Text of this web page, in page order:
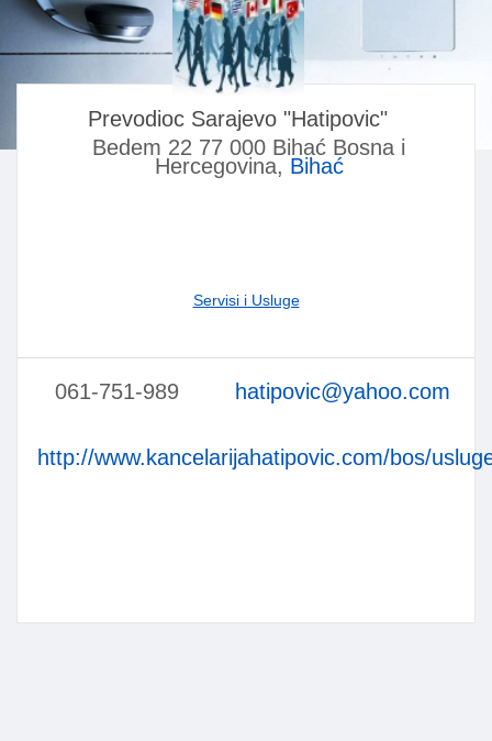
Prevodioc Sarajevo "Hatipovic"
Bedem 22 77 000 Bihać Bosna i
Hercegovina, Bihać
Servisi i Usluge
061-751-989 hatipovic@yahoo.com
http://www.kancelarijahatipovic.com/bos/